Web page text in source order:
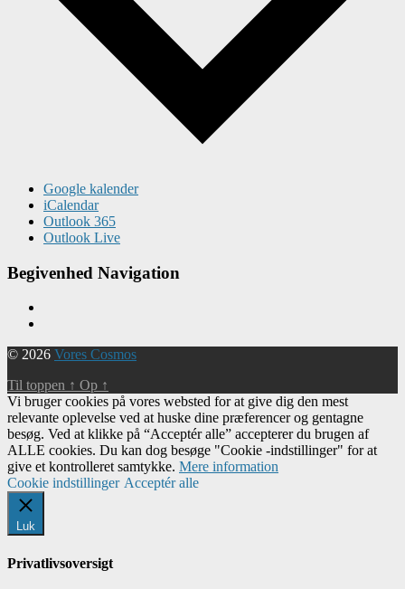
Google kalender
iCalendar
Outlook 365
Outlook Live
Begivenhed Navigation
© 2026 Vores Cosmos
Til toppen ↑ Op ↑
Vi bruger cookies på vores websted for at give dig den mest
relevante oplevelse ved at huske dine præferencer og gentagne
besøg. Ved at klikke på “Acceptér alle” accepterer du brugen af ​​
ALLE cookies. Du kan dog besøge "Cookie -indstillinger" for at
give et kontrolleret samtykke. Mere information
Cookie indstillinger Acceptér alle
Luk
Privatlivsoversigt